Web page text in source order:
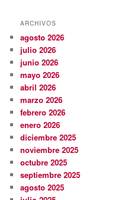
ARCHIVOS
agosto 2026
julio 2026
junio 2026
mayo 2026
abril 2026
marzo 2026
febrero 2026
enero 2026
diciembre 2025
noviembre 2025
octubre 2025
septiembre 2025
agosto 2025